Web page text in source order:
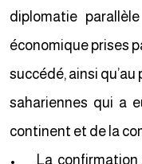
diplomatie
économique prises
succédé, ainsi
sahariennes qui a
continent et de la
• La confirmation